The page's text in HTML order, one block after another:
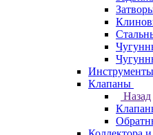
Инструменты
Клапаны
Назад